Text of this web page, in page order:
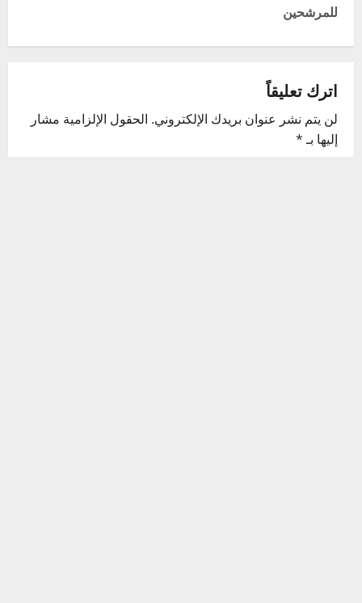
n
v
i
للمرشحين
اترك تعليقاً
لن يتم نشر عنوان بريدك الإلكتروني. الحقول الإلزامية مشار
إليها بـ*